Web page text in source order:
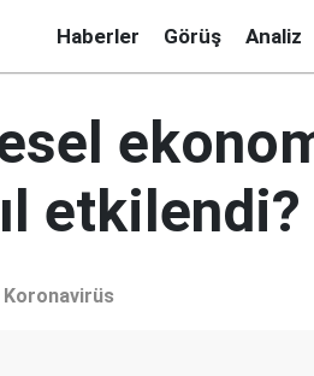
Haberler Görüş Analiz
etkilendi?
Koronavirüs